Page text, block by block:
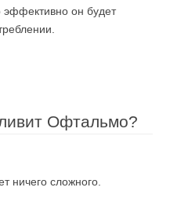
эффективно он будет
Офтальмо?
ничего сложного.